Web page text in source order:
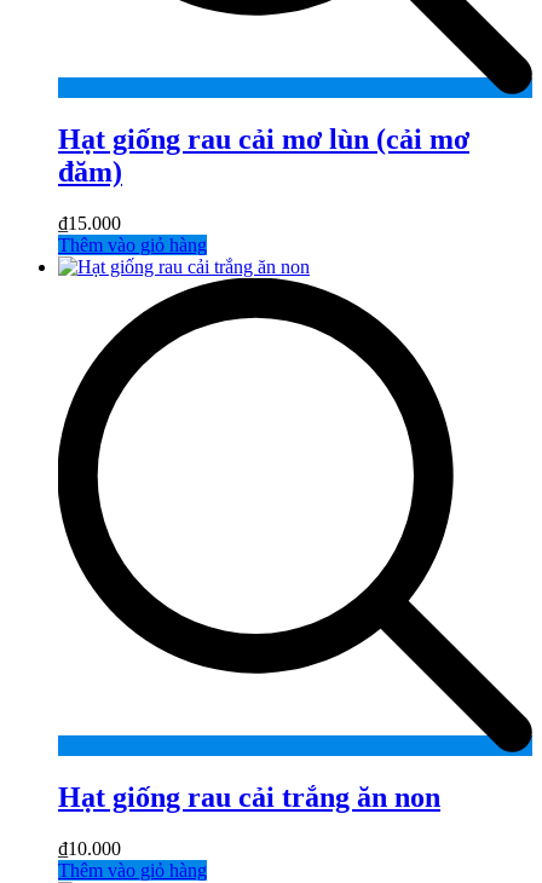
Hạt giống rau cải mơ lùn (cải mơ
đăm)
₫15.000
Thêm vào giỏ hàng
Hạt giống rau cải trắng ăn non
₫10.000
Thêm vào giỏ hàng